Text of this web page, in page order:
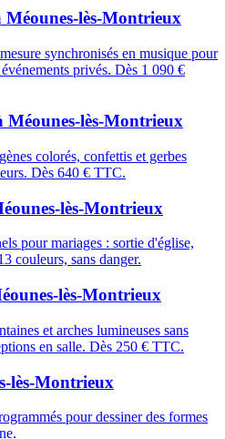
Méounes-lès-Montrieux
synchronisés en musique pour
privés. Dès 1 090 €
Méounes-lès-Montrieux
colorés, confettis et gerbes
Dès 640 € TTC.
lès-Montrieux
pour mariages : sortie d'église,
couleurs, sans danger.
lès-Montrieux
et arches lumineuses sans
en salle. Dès 250 € TTC.
lès-Montrieux
pour dessiner des formes